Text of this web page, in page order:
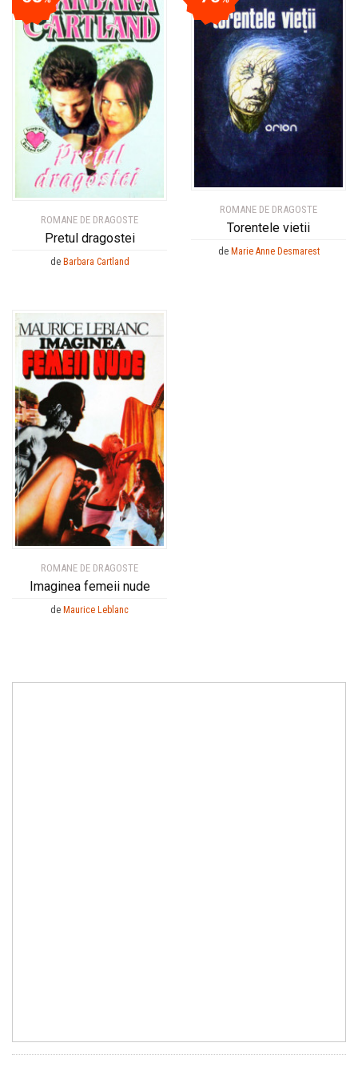
ROMANE DE DRAGOSTE
Pretul dragostei
de Barbara Cartland
ROMANE DE DRAGOSTE
Torentele vietii
de Marie Anne Desmarest
ROMANE DE DRAGOSTE
Imaginea femeii nude
de Maurice Leblanc